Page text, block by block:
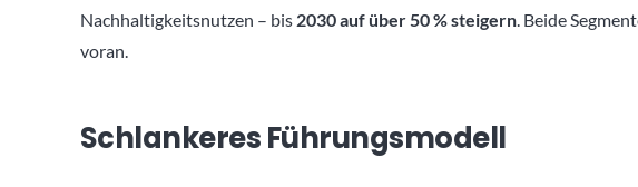
Nachhaltigkeitsnutzen – bis 2030 auf über 50 % steigern. Beide
voran.
Schlankeres Führungsmodell